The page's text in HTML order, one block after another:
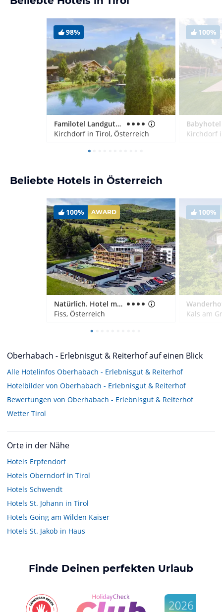
98%
Familotel Landgut Furtherwirt
Kirchdorf in Tirol, Österreich
100%
Kirchdorf
Beliebte Hotels in Österreich
100% AWARD
Natürlich. Hotel mit Charakter
Fiss, Österreich
100%
Kals am
Oberhabach - Erlebnisgut & Reiterhof auf einen Blick
Alle Hotelinfos Oberhabach - Erlebnisgut & Reiterhof
Hotelbilder von Oberhabach - Erlebnisgut & Reiterhof
Bewertungen von Oberhabach - Erlebnisgut & Reiterhof
Wetter Tirol
Orte in der Nähe
Hotels Erpfendorf
Hotels Oberndorf in Tirol
Hotels Schwendt
Hotels St. Johann in Tirol
Hotels Going am Wilden Kaiser
Hotels St. Jakob in Haus
Finde Deinen perfekten Urlaub